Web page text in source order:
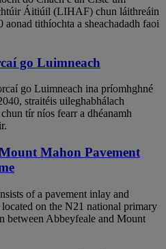
Áitiúil (LIHAF) chun láithreáin
tithíochta a sheachadadh faoi
go Luimneach
go Luimneach ina príomhghné
straitéis uileghabhálach
tír níos fearr a dhéanamh
Mahon Pavement
of a pavement inlay and
on the N21 national primary
between Abbeyfeale and Mount